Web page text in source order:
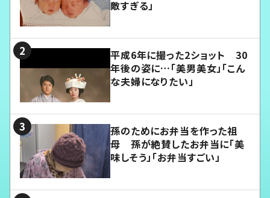
敵すぎる」
平成6年に撮った2ショット 30
年後の姿に…「美男美女」「こん
な夫婦になりたい」
孫のためにお弁当を作った祖
母 孫が絶賛したお弁当に「美
味しそう」「お弁当すごい」